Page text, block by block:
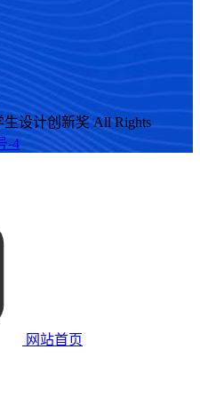
设计创新奖 All Rights
-4
网站首页